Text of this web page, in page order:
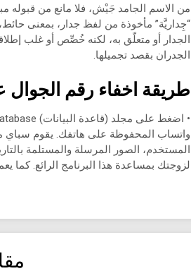
من الاسم الجامد جَيْش، فلا مانع من قبوله
“جِداريَّة” مأخوذة من لفظ جدار، بمعنى
الجدار أو متعلّق به، لكنه خُصِّص أو غلب
الجدران بقصد تجميلها.
طريقة اخفاء رقم الجوال
واتساب المحفوظة على هاتفك. يقوم سباي
المستخدم، الصور المرسلة والمستلمة
لزوجتك بمساعدة هذا البرنامج الرائع. كما